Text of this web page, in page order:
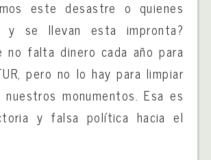
este desastre o quienes
y se llevan esta impronta?
no falta dinero cada año para
pero no lo hay para limpiar
monumentos. Esa es
y falsa política hacia el